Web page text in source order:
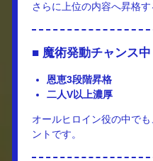
さらに上位の内容へ昇格す
■ 魔術発動チャンス中
恩恵3段階昇格
二人V以上濃厚
オールヒロイン役の中で
ントです。